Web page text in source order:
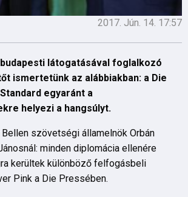
2017. Jún. 14. 17:57
látogatásával foglalkozó
ismertetünk az alábbiakban: a Die
egyaránt a
helyezi a hangsúlyt.
szövetségi államelnök Orbán
minden diplomácia ellenére
kerültek különböző felfogásbeli
Pink a Die Pressében.